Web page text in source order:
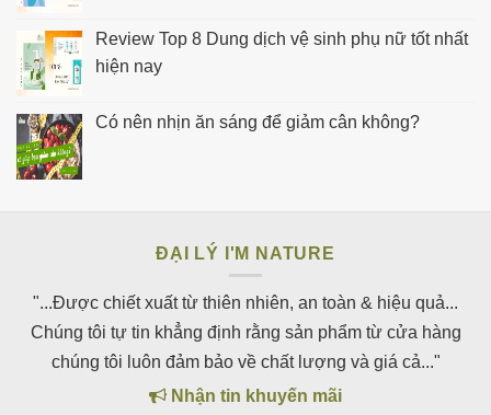
Review Top 8 Dung dịch vệ sinh phụ nữ tốt nhất
hiện nay
Có nên nhịn ăn sáng để giảm cân không?
ĐẠI LÝ I'M NATURE
"...Được chiết xuất từ thiên nhiên, an toàn & hiệu quả...
Chúng tôi tự tin khẳng định rằng sản phẩm từ cửa hàng
chúng tôi luôn đảm bảo về chất lượng và giá cả..."
Nhận tin khuyến mãi